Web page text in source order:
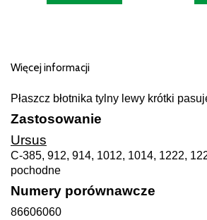
Więcej informacji
Płaszcz błotnika tylny lewy krótki
Zastosowanie
Ursus
C-385, 912, 914, 1012, 1014, 1222,
pochodne
Numery porównawcze
86606060